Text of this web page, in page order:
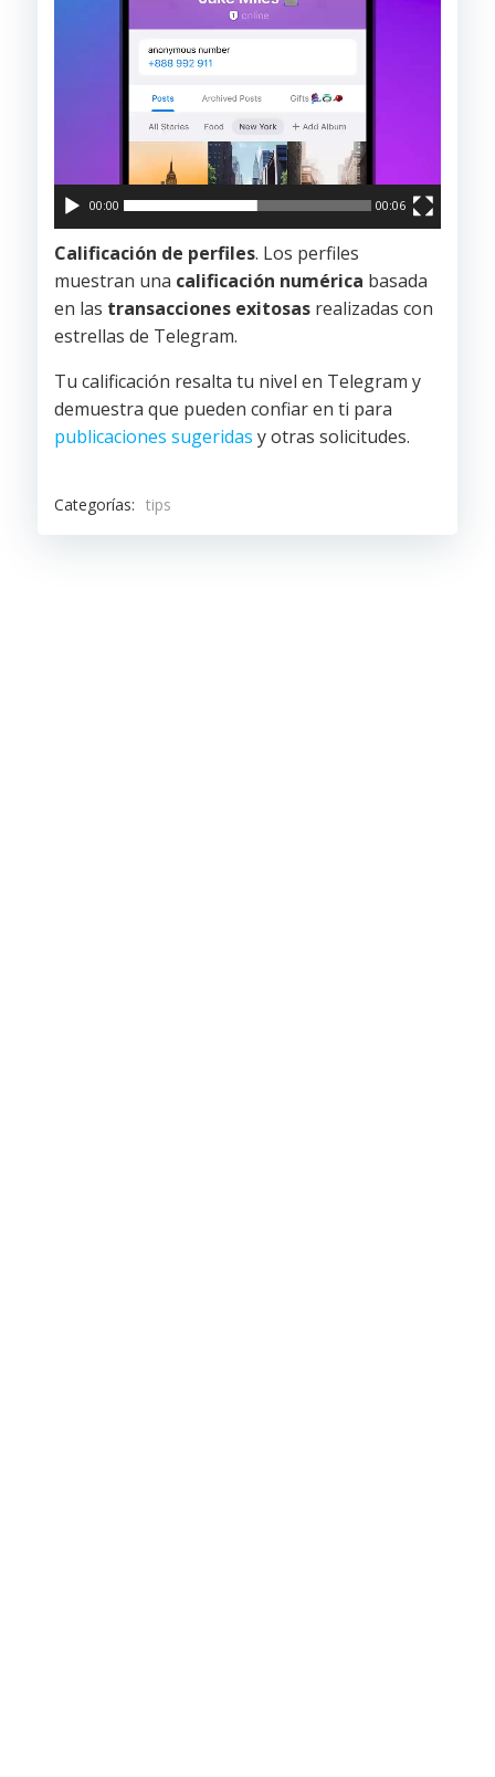
00:00 00:06
Calificación de perfiles. Los perfiles
muestran una calificación numérica basada
en las transacciones exitosas realizadas con
estrellas de Telegram.
Tu calificación resalta tu nivel en Telegram y
demuestra que pueden confiar en ti para
publicaciones sugeridas y otras solicitudes.
Categorías: tips